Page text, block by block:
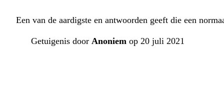
Een van de aardigste en antwoorden geeft die een
Getuigenis door Anoniem op 20 juli 2021